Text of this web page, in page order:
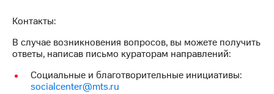
региона
Правовая
информация
Контакты
Контакты:
В случае возникновения вопросов, вы можете получить
ответы, написав письмо кураторам направлений:
Социальные и благотворительные инициативы:
socialcenter@mts.ru